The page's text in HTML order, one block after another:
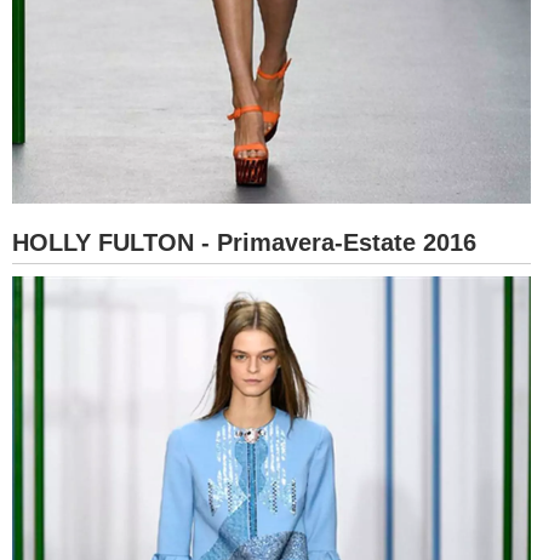
HOLLY FULTON - Primavera-Estate 2016